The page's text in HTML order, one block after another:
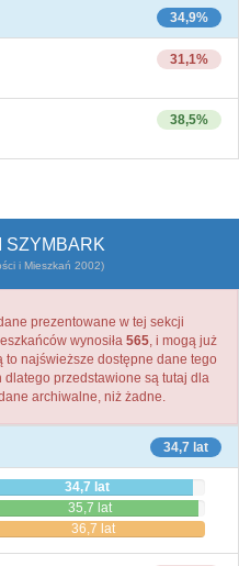
34,9%
31,1%
38,5%
SZYMBARK
i Mieszkań 2002)
prezentowane w tej sekcji
wynosiła 565, i mogą już
najświeższe dostępne dane tego
przedstawione są tutaj dla
archiwalne, niż żadne.
34,7 lat
34,7 lat
35,7 lat
36,7 lat